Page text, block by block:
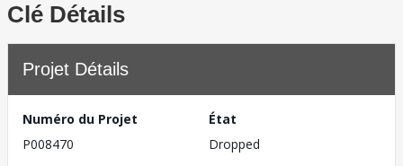
Clé Détails
Projet Détails
Numéro du Projet
P008470
État
Dropped